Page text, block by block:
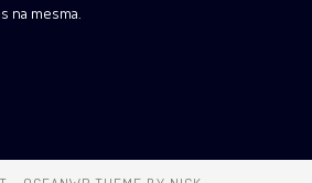
na mesma.